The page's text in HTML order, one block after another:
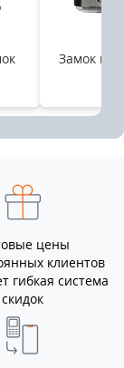
Замок на
цены
клиентов
гибкая система
скидок